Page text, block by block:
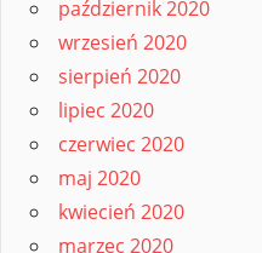
październik 2020
wrzesień 2020
sierpień 2020
lipiec 2020
czerwiec 2020
maj 2020
kwiecień 2020
marzec 2020